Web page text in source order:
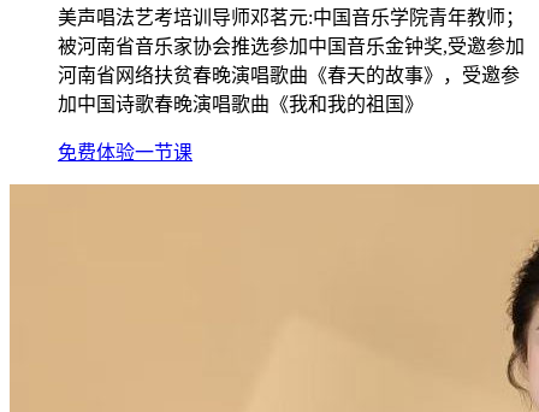
美声唱法艺考培训导师邓茗元:中国音乐学院青年教师；
被河南省音乐家协会推选参加中国音乐金钟奖,受邀参加
河南省网络扶贫春晚演唱歌曲《春天的故事》，受邀参
加中国诗歌春晚演唱歌曲《我和我的祖国》
免费体验一节课